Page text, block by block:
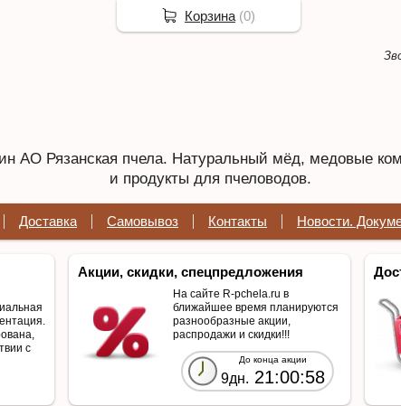
АО Рязанская пчела. Натуральный мёд, медовые
и продукты для пчеловодов.
Доставка Самовывоз Контакты Новости.
с
Акции, скидки, спецпредложения
На сайте R-pchela.ru в
ближайшее время планируются
разнообразные акции,
распродажи и скидки!!!
До конца акции
9дн. 21:00:58
Корзина (0)